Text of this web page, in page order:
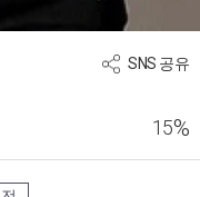
SNS 공유
15%